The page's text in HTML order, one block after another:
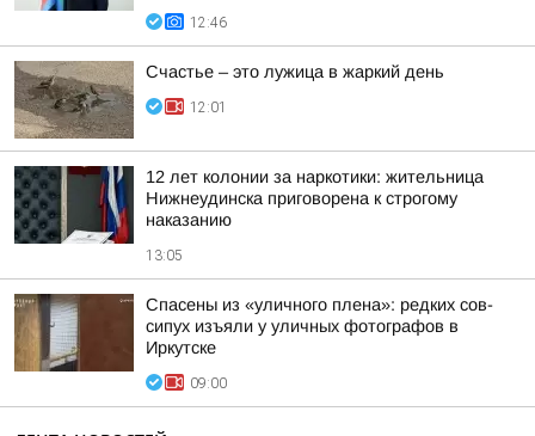
12:46
Счастье – это лужица в жаркий день
12:01
12 лет колонии за наркотики: жительница
Нижнеудинска приговорена к строгому
наказанию
13:05
Спасены из «уличного плена»: редких сов-
сипух изъяли у уличных фотографов в
Иркутске
09:00